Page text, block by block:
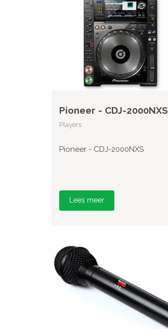
Pioneer - CDJ-2000NXS
Players
Pioneer - CDJ-2000NXS
Lees meer